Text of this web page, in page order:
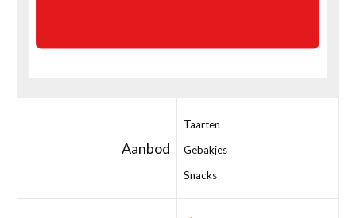
Aanbod
Taarten
Gebakjes
Snacks